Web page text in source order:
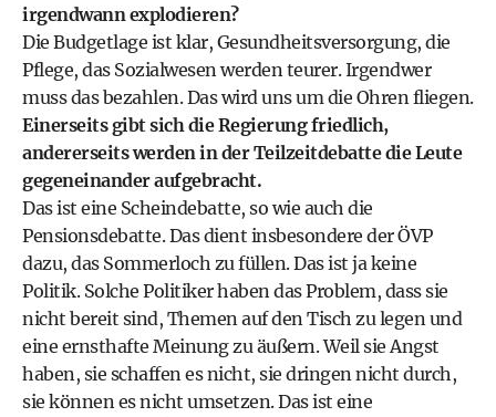
irgendwann explodieren?
Die Budgetlage ist klar, Gesundheitsversorgung, die
Pflege, das Sozialwesen werden teurer. Irgendwer
muss das bezahlen. Das wird uns um die Ohren fliegen.
Einerseits gibt sich die Regierung friedlich,
andererseits werden in der Teilzeitdebatte die Leute
gegeneinander aufgebracht.
Das ist eine Scheindebatte, so wie auch die
Pensionsdebatte. Das dient insbesondere der ÖVP
dazu, das Sommerloch zu füllen. Das ist ja keine
Politik. Solche Politiker haben das Problem, dass sie
nicht bereit sind, Themen auf den Tisch zu legen und
eine ernsthafte Meinung zu äußern. Weil sie Angst
haben, sie schaffen es nicht, sie dringen nicht durch,
sie können es nicht umsetzen. Das ist eine